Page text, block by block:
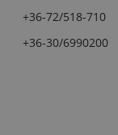
+36-72/518-710
+36-30/6990200